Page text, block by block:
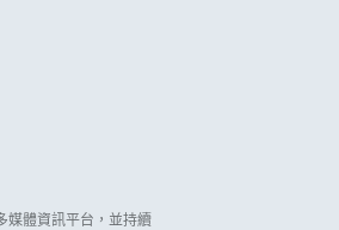
媒體資訊平台，並持續